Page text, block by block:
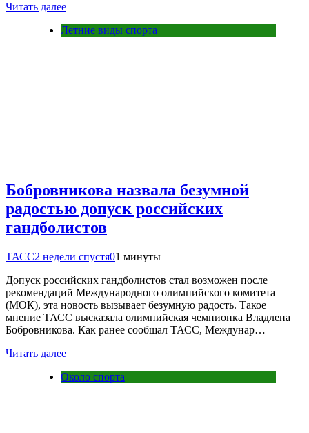
Читать далее
Летние виды спорта
Бобровникова назвала безумной
радостью допуск российских
гандболистов
ТАСС2 недели спустя01 минуты
Допуск российских гандболистов стал возможен после
рекомендаций Международного олимпийского комитета
(МОК), эта новость вызывает безумную радость. Такое
мнение ТАСС высказала олимпийская чемпионка Владлена
Бобровникова. Как ранее сообщал ТАСС, Междунар…
Читать далее
Около спорта